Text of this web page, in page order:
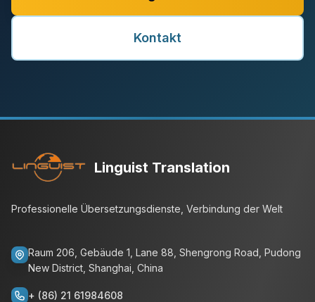
Kontakt
Linguist Translation
Professionelle Übersetzungsdienste, Verbindung der Welt
Raum 206, Gebäude 1, Lane 88, Shengrong Road, Pudong
New District, Shanghai, China
+ (86) 21 61984608